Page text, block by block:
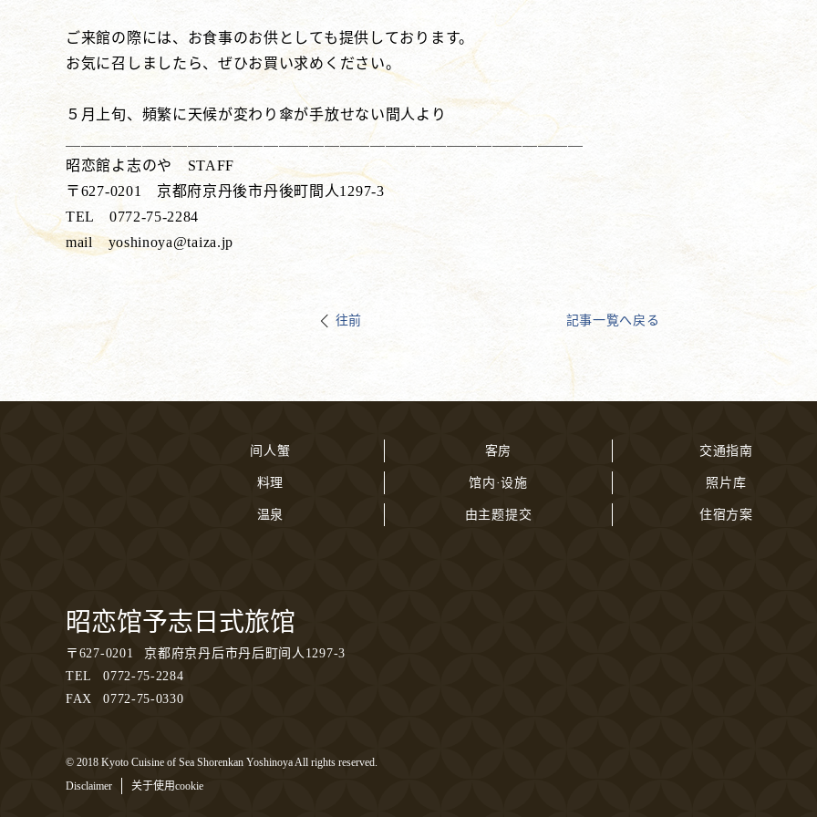
ご来館の際には、お食事のお供としても提供しております。
お気に召しましたら、ぜひお買い求めください。
５月上旬、頻繁に天候が変わり傘が手放せない間人より
＿＿＿＿＿＿＿＿＿＿＿＿＿＿＿＿＿＿＿＿＿＿＿＿＿＿＿＿＿＿＿＿＿＿
昭恋館よ志のや STAFF
〒627-0201 京都府京丹後市丹後町間人1297-3
TEL 0772-75-2284
mail yoshinoya@taiza.jp
往前 記事一覧へ戻る
间人蟹
料理
温泉
客房
馆内·设施
由主题提交
交通指南
照片库
住宿方案
昭恋馆予志日式旅馆
〒 627-0201
京都府京丹后市丹后町间人1297-3
TEL
0772-75-2284
FAX
0772-75-0330
© 2018 Kyoto Cuisine of Sea Shorenkan Yoshinoya All rights reserved.
Disclaimer
关于使用cookie